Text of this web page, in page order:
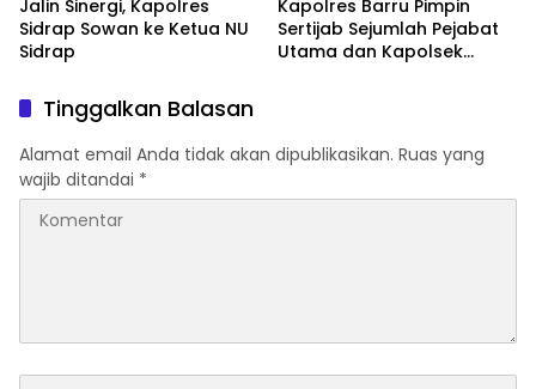
Jalin Sinergi, Kapolres
Sidrap Sowan ke Ketua NU
Sidrap
Kapolres Barru Pimpin
Sertijab Sejumlah Pejabat
Utama dan Kapolsek
Tinggalkan Balasan
Alamat email Anda tidak akan dipublikasikan. Ruas yang
wajib ditandai *